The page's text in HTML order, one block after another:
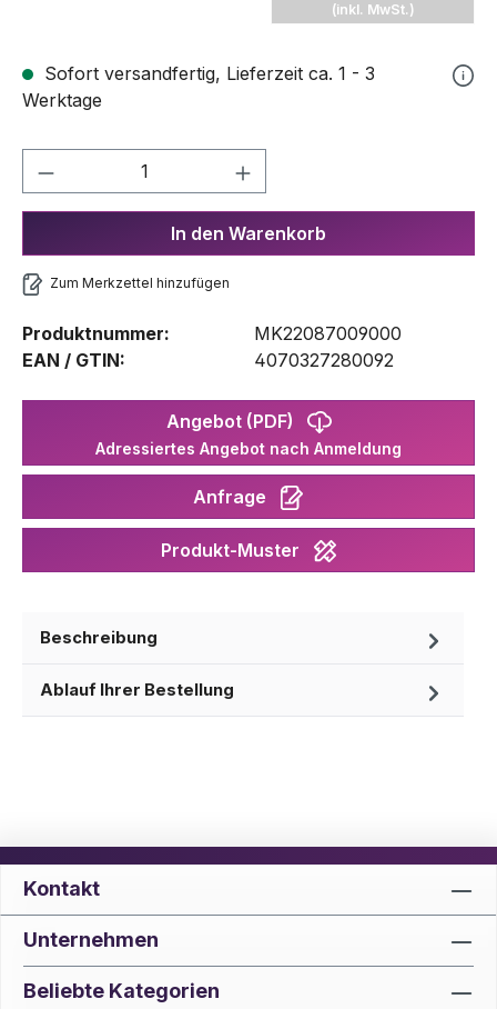
(inkl. MwSt.)
Sofort versandfertig, Lieferzeit ca. 1 - 3
Werktage
Produkt Anzahl: Gib den
In den Warenkorb
Zum Merkzettel hinzufügen
Produktnummer:
MK22087009000
EAN / GTIN:
4070327280092
Angebot (PDF)
Adressiertes Angebot nach Anmeldung
Anfrage
Produkt-Muster
Beschreibung
Ablauf Ihrer Bestellung
Kontakt
Unternehmen
Beliebte Kategorien